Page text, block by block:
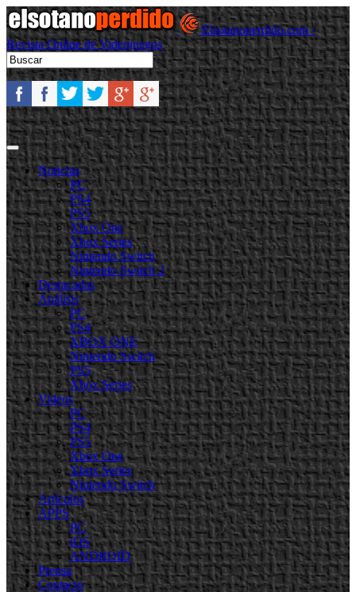
Elsotanoperdido.com -
Revista Online de Videojuegos
Noticias
PC
PS4
PS5
Xbox One
Xbox Series
Nintendo Switch
Nintendo Switch 2
Destacadas
Análisis
PC
PS4
XBOX ONE
Nintendo Switch
PS5
Xbox Series
Videos
PC
PS4
PS5
Xbox One
Xbox Series
Nintendo Switch
Artículos
APPS
PC
iOS
ANDROID
Prensa
Contacto